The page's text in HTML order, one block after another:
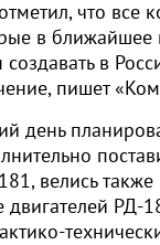
что все
в ближайшее
создавать в
пишет
день
велись
двигателей РД-